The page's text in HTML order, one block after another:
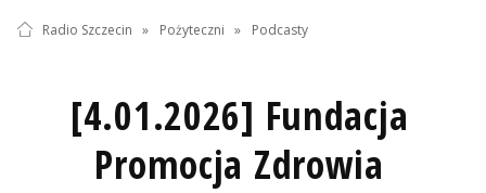
Radio Szczecin » Pożyteczni » Podcasty
[4.01.2026] Fundacja
Promocja Zdrowia